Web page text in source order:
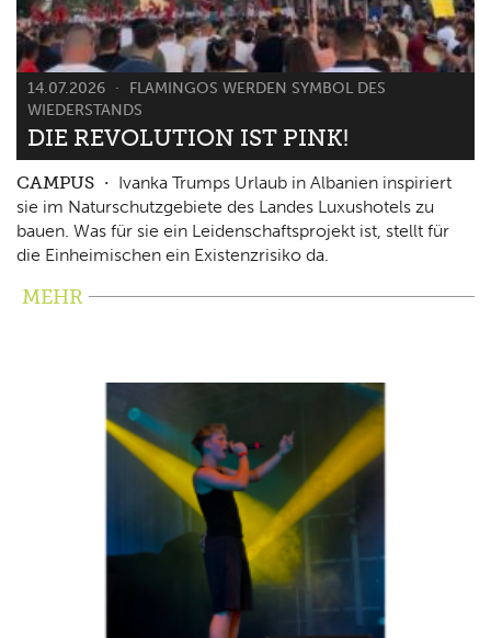
14.07.2026
FLAMINGOS WERDEN SYMBOL DES
WIEDERSTANDS
DIE REVOLUTION IST PINK!
CAMPUS
Ivanka Trumps Urlaub in Albanien inspiriert
sie im Naturschutzgebiete des Landes Luxushotels zu
bauen. Was für sie ein Leidenschaftsprojekt ist, stellt für
die Einheimischen ein Existenzrisiko da.
MEHR